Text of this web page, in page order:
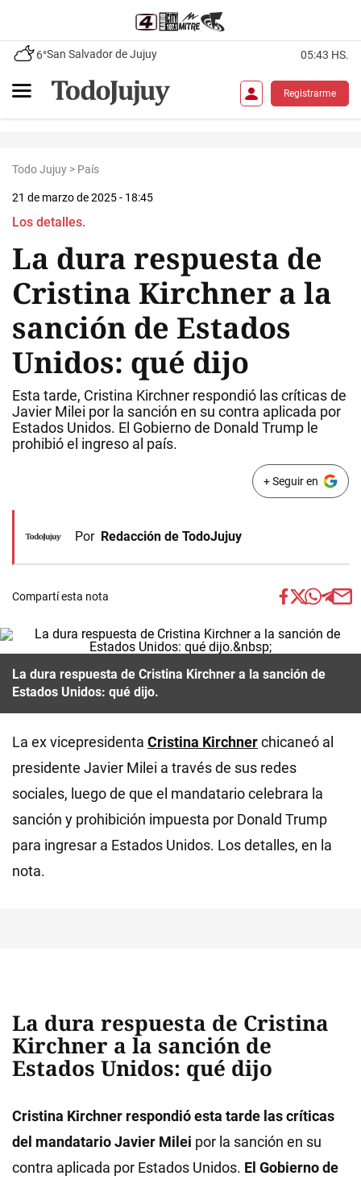
6°San Salvador de Jujuy 05:43 HS.
Registrarme
Todo Jujuy > País
21 de marzo de 2025 - 18:45
Los detalles.
La dura respuesta de
Cristina Kirchner a la
sanción de Estados
Unidos: qué dijo
Esta tarde, Cristina Kirchner respondió las críticas de
Javier Milei por la sanción en su contra aplicada por
Estados Unidos. El Gobierno de Donald Trump le
prohibió el ingreso al país.
+ Seguir en
Por Redacción de TodoJujuy
Compartí esta nota
La dura respuesta de Cristina Kirchner a la sanción de
Estados Unidos: qué dijo.
La ex vicepresidenta Cristina Kirchnerchicaneó al
presidente Javier Milei a través de sus redes
sociales, luego de que el mandatario celebrara la
sanción y prohibición impuesta por Donald Trump
para ingresar a Estados Unidos. Los detalles, en la
nota.
La dura respuesta de Cristina
Kirchner a la sanción de
Estados Unidos: qué dijo
Cristina Kirchner respondió esta tarde las críticas
del mandatario Javier Milei por la sanción en su
contra aplicada por Estados Unidos. El Gobierno de